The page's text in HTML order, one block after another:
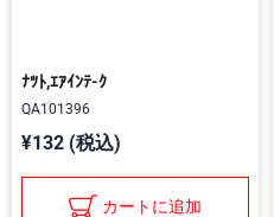
ﾅﾂﾄ,ｴｱｲﾝﾃ-ｸ
QA101396
¥132 (税込)
カートに追加